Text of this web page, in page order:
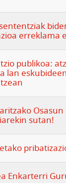
erreklama
publikoa:
lan
Osasun
sutan!
Enkarterri